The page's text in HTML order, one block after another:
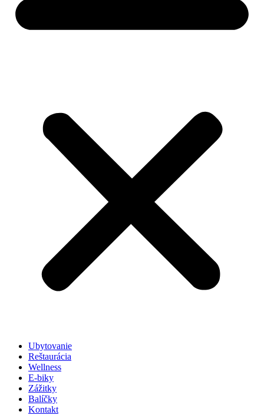
Ubytovanie
Reštaurácia
Wellness
E-biky
Zážitky
Balíčky
Kontakt